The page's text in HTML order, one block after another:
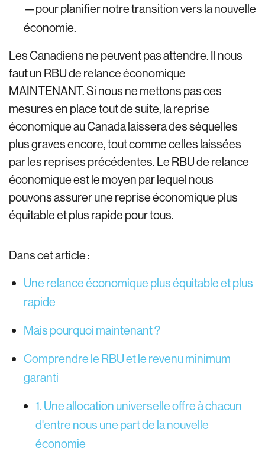
—pour planifier notre transition vers la nouvelle
économie.
Les Canadiens ne peuvent pas attendre. Il nous
faut un RBU de relance économique
MAINTENANT. Si nous ne mettons pas ces
mesures en place tout de suite, la reprise
économique au Canada laissera des séquelles
plus graves encore, tout comme celles laissées
par les reprises précédentes. Le RBU de relance
économique est le moyen par lequel nous
pouvons assurer une reprise économique plus
équitable et plus rapide pour tous.
Dans cet article :
Une relance économique plus équitable et plus
rapide
Mais pourquoi maintenant ?
Comprendre le RBU et le revenu minimum
garanti
1. Une allocation universelle offre à chacun
d'entre nous une part de la nouvelle
économie